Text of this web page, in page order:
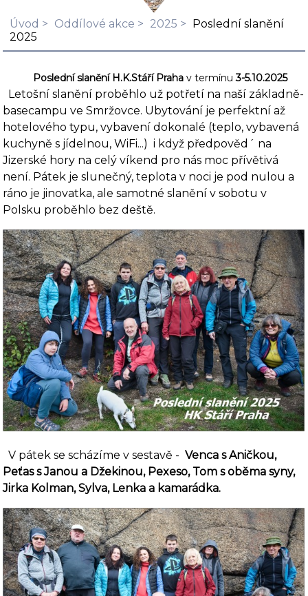
Úvod Oddílové akce 2025
Poslední slanění
2025
Poslední slanění H.K.Stáří Prahav termínu 3-5.10.2025
Letošní slanění proběhlo už potřetí na naší základně-
basecampu ve Smržovce. Ubytování je perfektní až
hotelového typu, vybavení dokonalé (teplo, vybavená
kuchyně s jídelnou, WiFi...) i když předpověd´ na
Jizerské hory na celý víkend pro nás moc přívětivá
není. Pátek je slunečný, teplota v noci je pod nulou a
ráno je jinovatka, ale samotné slanění v sobotu v
Polsku proběhlo bez deště.
V pátek se scházíme v sestavě -Venca s Aničkou,
Peťas s Janou a Džekinou, Pexeso, Tom s oběma syny,
Jirka Kolman, Sylva, Lenka a kamarádka.